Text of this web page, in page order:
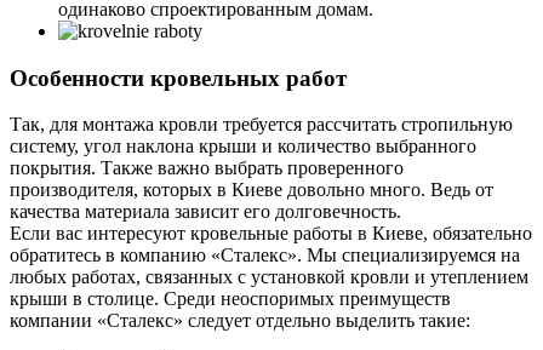
одинаково спроектированным домам.
Особенности кровельных работ
Так, для монтажа кровли требуется рассчитать стропильную
систему, угол наклона крыши и количество выбранного
покрытия. Также важно выбрать проверенного
производителя, которых в Киеве довольно много. Ведь от
качества материала зависит его долговечность.
Если вас интересуют кровельные работы в Киеве, обязательно
обратитесь в компанию «Сталекс». Мы специализируемся на
любых работах, связанных с установкой кровли и утеплением
крыши в столице. Среди неоспоримых преимуществ
компании «Сталекс» следует отдельно выделить такие: